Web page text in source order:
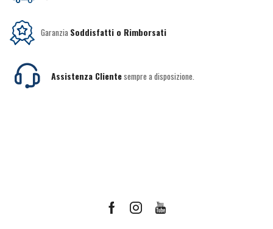
Garanzia Soddisfatti o Rimborsati
Assistenza Clientesempre a disposizione.
FacebookInstagramYoutube